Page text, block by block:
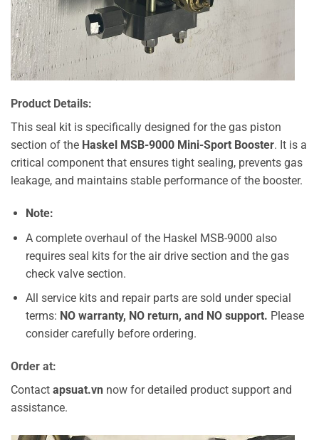
Product Details:
This seal kit is specifically designed for the gas piston
section of the Haskel MSB-9000 Mini-Sport Booster. It is a
critical component that ensures tight sealing, prevents gas
leakage, and maintains stable performance of the booster.
Note:
A complete overhaul of the Haskel MSB-9000 also
requires seal kits for the air drive section and the gas
check valve section.
All service kits and repair parts are sold under special
terms: NO warranty, NO return, and NO support. Please
consider carefully before ordering.
Order at:
Contact apsuat.vn now for detailed product support and
assistance.